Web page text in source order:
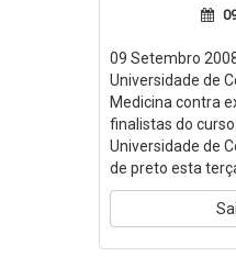
09 Setembro
Universidade de
Medicina contra
finalistas do
Universidade de
de preto esta